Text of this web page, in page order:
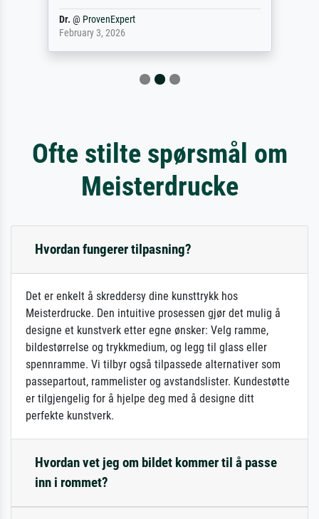
Dr. @ ProvenExpert
February 3, 2026
Ofte stilte spørsmål om
Meisterdrucke
Hvordan fungerer tilpasning?
Det er enkelt å skreddersy dine kunsttrykk hos
Meisterdrucke. Den intuitive prosessen gjør det mulig å
designe et kunstverk etter egne ønsker: Velg ramme,
bildestørrelse og trykkmedium, og legg til glass eller
spennramme. Vi tilbyr også tilpassede alternativer som
passepartout, rammelister og avstandslister. Kundestøtte
er tilgjengelig for å hjelpe deg med å designe ditt
perfekte kunstverk.
Hvordan vet jeg om bildet kommer til å passe
inn i rommet?